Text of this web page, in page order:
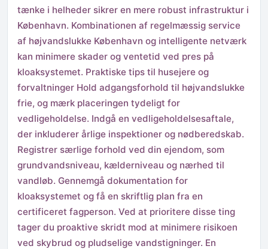
tænke i helheder sikrer en mere robust infrastruktur i
København. Kombinationen af regelmæssig service
af højvandslukke København og intelligente netværk
kan minimere skader og ventetid ved pres på
kloaksystemet. Praktiske tips til husejere og
forvaltninger Hold adgangsforhold til højvandslukke
frie, og mærk placeringen tydeligt for
vedligeholdelse. Indgå en vedligeholdelsesaftale,
der inkluderer årlige inspektioner og nødberedskab.
Registrer særlige forhold ved din ejendom, som
grundvandsniveau, kælderniveau og nærhed til
vandløb. Gennemgå dokumentation for
kloaksystemet og få en skriftlig plan fra en
certificeret fagperson. Ved at prioritere disse ting
tager du proaktive skridt mod at minimere risikoen
ved skybrud og pludselige vandstigninger. En